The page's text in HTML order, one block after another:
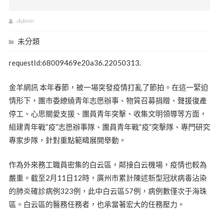
Admin
未分類
requestId:68009469e20a36.22050313.
金羊網訊 本年春節，被一場突發疫情打亂了節拍。在這一緊迫
情形下，團市委繚繞青年志愿辦事、物質召募捐贈、聲援復產
停工、心思關愛支援、團員青年突擊、收集文明領導等方面，
組建青年戰“疫”志愿辦事隊、團員青年戰“疫”突擊隊、專門研究
專家步隊，針對重點範疇展開舉動。
作為外來務工職員密集的白云區，鄰接白云機場，疫情也較為
嚴重。截至2月11日12時，廣州市累計陳述新型冠狀病毒沾染
的肺炎確診病例323例，此中白云區57例，病例數僅次于海珠
區。白云區的醫務任務者，也承當著宏大的任務壓力。